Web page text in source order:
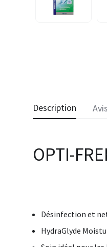
Description
OPTI-
Désinfection et
HydraGlyde
Avis